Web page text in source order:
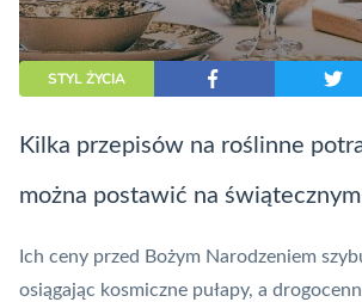
STYL ŻYCIA
Kilka przepisów na roślinne
można postawić na
Ich ceny przed Bożym Narodzeniem
osiągając kosmiczne pułapy, a